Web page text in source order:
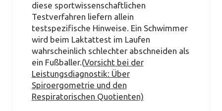
diese sportwissenschaftlichen
Testverfahren liefern allein
testspezifische Hinweise. Ein Schwimmer
wird beim Laktattest im Laufen
wahrscheinlich schlechter abschneiden als
ein Fußballer.(Vorsicht bei der
Leistungsdiagnostik: Über
Spiroergometrie und den
Respiratorischen Quotienten)